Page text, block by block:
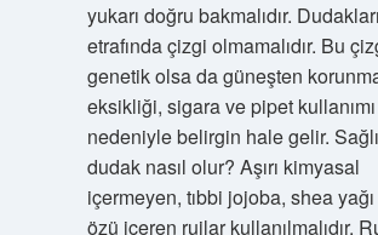
yukarı doğru bakmalıdır.
etrafında çizgi olmamalıdır. Bu
genetik olsa da güneşten
eksikliği, sigara ve pipet kullanımı
nedeniyle belirgin hale gelir.
dudak nasıl olur? Aşırı kimyasal
içermeyen, tıbbi jojoba, shea
özü içeren rujlar kullanılmalıdır.